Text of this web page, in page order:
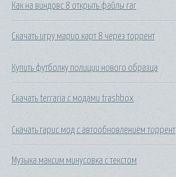
Как на виндовс 8 открыть файлы rar
Скачать игру марио карт 8 через торрент
Купить футболку полиции нового образца
Скачать terraria с модами trashbox
Скачать гарис мод с автообновлением торрент
Музыка максим минусовка с текстом